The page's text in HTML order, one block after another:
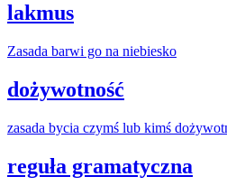
lakmus
Zasada barwi go na niebiesko
dożywotność
zasada bycia czymś lub kimś
reguła gramatyczna